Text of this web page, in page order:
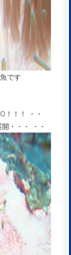
です
！！！ ・・
・・・ ・・